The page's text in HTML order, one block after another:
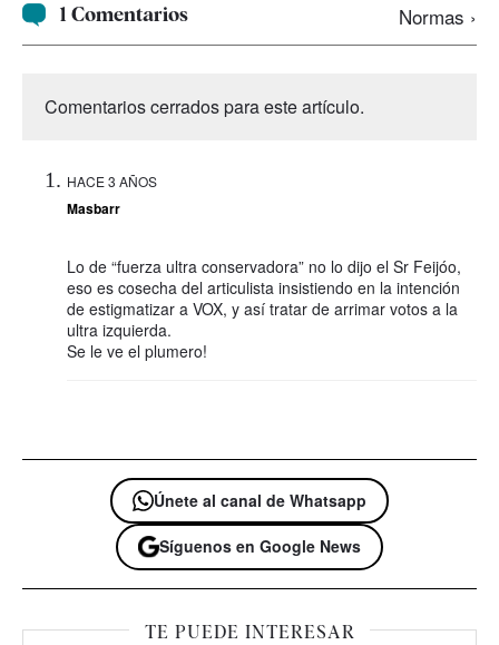
1 Comentarios Normas ›
Comentarios cerrados para este artículo.
HACE 3 AÑOS
Masbarr
Lo de “fuerza ultra conservadora” no lo dijo el Sr Feijóo,
eso es cosecha del articulista insistiendo en la intención
de estigmatizar a VOX, y así tratar de arrimar votos a la
ultra izquierda.
Se le ve el plumero!
Únete al canal de Whatsapp
Síguenos en Google News
TE PUEDE INTERESAR